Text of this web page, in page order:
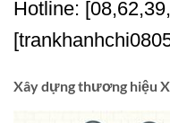
Hotline:
Xây dựng thương hiệu